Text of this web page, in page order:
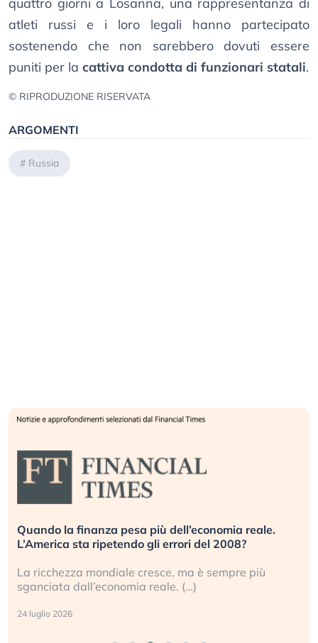
quattro giorni a Losanna, una rappresentanza di
atleti russi e i loro legali hanno partecipato
sostenendo che non sarebbero dovuti essere
puniti per la cattiva condotta di funzionari statali.
© RIPRODUZIONE RISERVATA
ARGOMENTI
# Russia
Quando la finanza pesa più dell’economia reale.
L’America sta ripetendo gli errori del 2008?
La ricchezza mondiale cresce, ma è sempre più
sganciata dall’economia reale. (…)
24 luglio 2026